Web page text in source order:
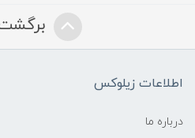
برگشت
اطلاعات زیلوکس
درباره ما